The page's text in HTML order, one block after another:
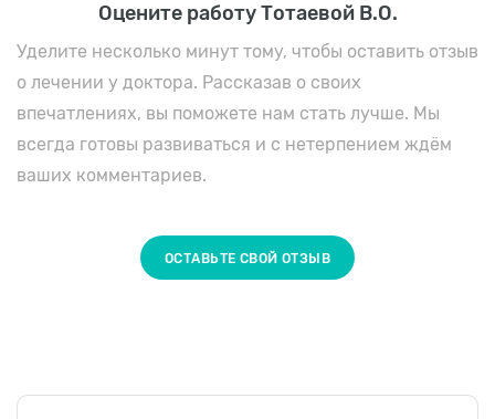
Оцените работу Тотаевой В.О.
Уделите несколько минут тому, чтобы оставить отзыв
о лечении у доктора. Рассказав о своих
впечатлениях, вы поможете нам стать лучше. Мы
всегда готовы развиваться и с нетерпением ждём
ваших комментариев.
ОСТАВЬТЕ СВОЙ ОТЗЫВ